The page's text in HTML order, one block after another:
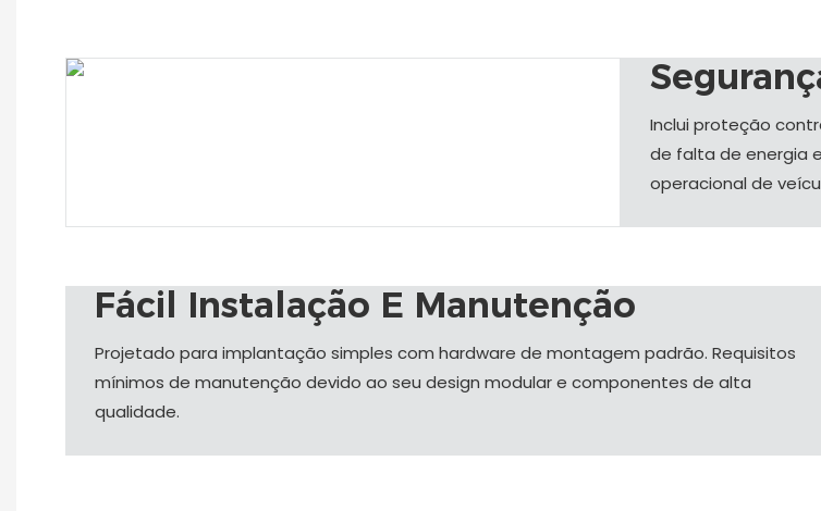
Inclui proteção
de falta de energia
operacional de
Fácil Instalação E Manutenção
Projetado para implantação simples com hardware de montagem padrão. Requisitos
mínimos de manutenção devido ao seu design modular e componentes de alta
qualidade.